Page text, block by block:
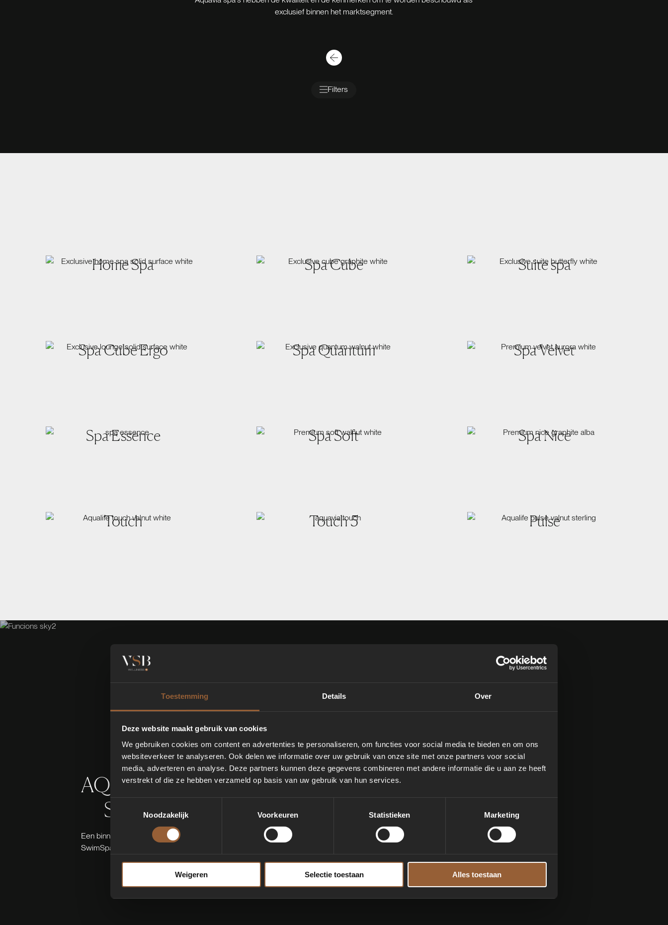
Toestemming Details Over
Deze website maakt gebruik van cookies
We gebruiken cookies om content en advertenties te personaliseren, om functies voor social media te bieden en om ons
websiteverkeer te analyseren. Ook delen we informatie over uw gebruik van onze site met onze partners voor social
media, adverteren en analyse. Deze partners kunnen deze gegevens combineren met andere informatie die u aan ze heeft
verstrekt of die ze hebben verzameld op basis van uw gebruik van hun services.
Toestemmingsselectie
Noodzakelijk
Voorkeuren Statistieken Marketing
Weigeren Selectie toestaan Alles toestaan
exclusief binnen het marktsegment.
Filters
Home Spa Spa Cube Suite spa
Spa Cube Ergo Spa Quantum Spa Velvet
Spa Essence Spa Soft Spa Nice
Touch Touch 5 Pulse
AQUAVIA
SWIMSPA SKY
Een binnenzwembad? Een hydromassagespa voor buiten? Of juist het omgekeerde? De
SwimSpa Sky is het veelzijdige minizwembad met compacte afmetingen.